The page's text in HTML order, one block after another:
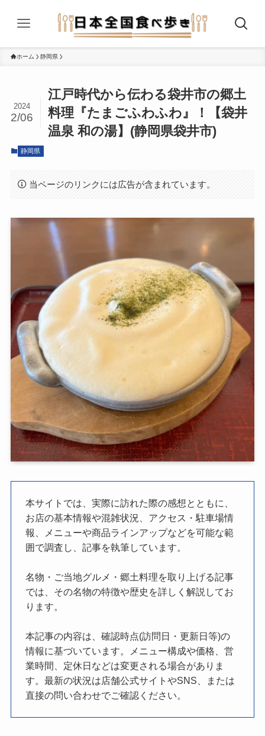
ホーム 静岡県
江戸時代から伝わる袋井市の郷土
料理『たまごふわふわ』！【袋井
温泉 和の湯】(静岡県袋井市)
2024
2/06
静岡県
当ページのリンクには広告が含まれています。
本サイトでは、実際に訪れた際の感想とともに、
お店の基本情報や混雑状況、アクセス・駐車場情
報、メニューや商品ラインアップなどを可能な範
囲で調査し、記事を執筆しています。
名物・ご当地グルメ・郷土料理を取り上げる記事
では、その名物の特徴や歴史を詳しく解説してお
ります。
本記事の内容は、確認時点(訪問日・更新日等)の
情報に基づいています。メニュー構成や価格、営
業時間、定休日などは変更される場合がありま
す。最新の状況は店舗公式サイトやSNS、または
直接の問い合わせでご確認ください。